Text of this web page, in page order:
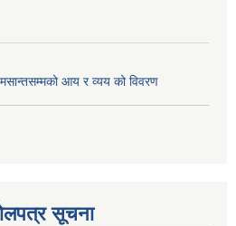
आय र व्यय को विवरण
सूचना